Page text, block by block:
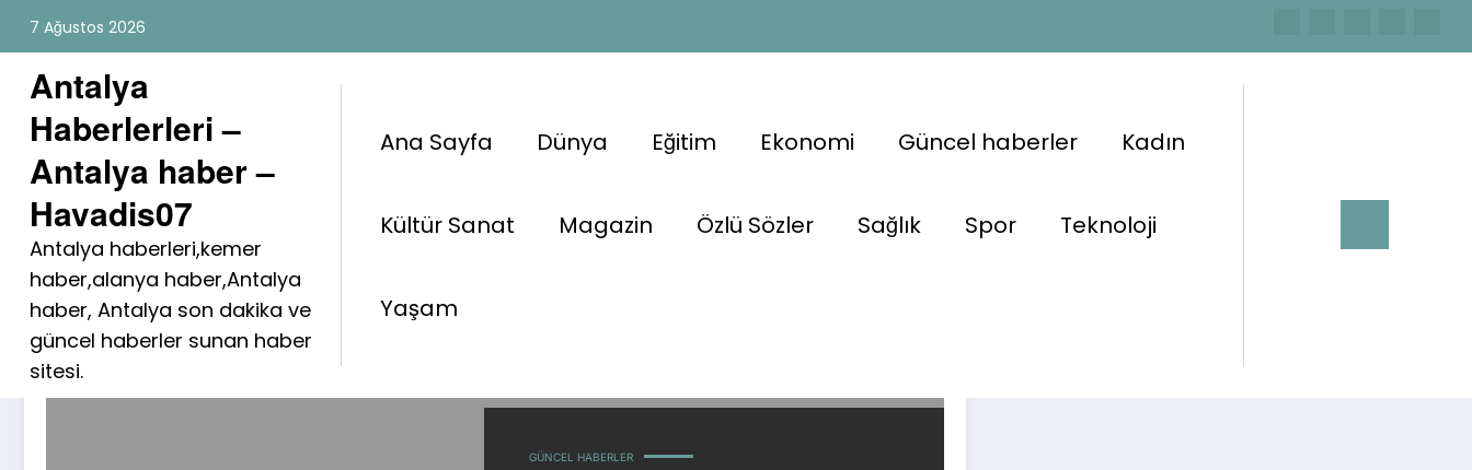
atla
7 Ağustos 2026
Antalya
Haberlerleri –
Antalya haber –
Havadis07
Antalya haberleri,kemer
haber,alanya haber,Antalya
haber, Antalya son dakika ve
güncel haberler sunan haber
sitesi.
Ana Sayfa Dünya Eğitim Ekonomi Güncel haberler Kadın
Kültür Sanat Magazin Özlü Sözler Sağlık Spor Teknoloji
Yaşam
Etiket: okul Başlangıç
GÜNCEL HABERLER